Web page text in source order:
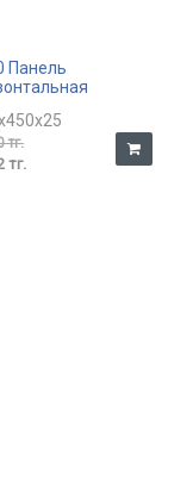
Панель
тг.
тг.